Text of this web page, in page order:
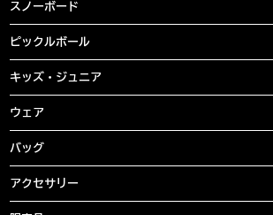
スノーボード
ピックルボール
キッズ・ジュニア
ウェア
バッグ
アクセサリー